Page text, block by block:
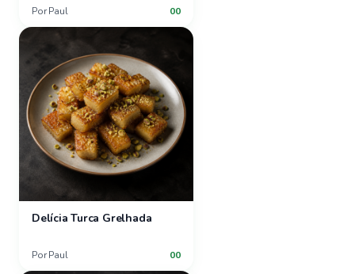
Por Paul 00
Delícia Turca Grelhada
Por Paul 00